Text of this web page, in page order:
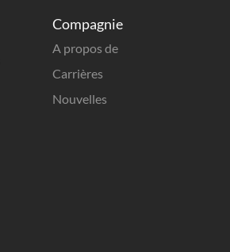
Compagnie
A propos de
Carrières
Nouvelles